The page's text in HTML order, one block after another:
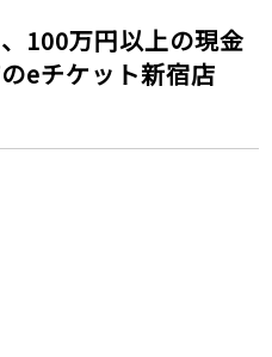
100万円以上の現金
eチケット新宿店